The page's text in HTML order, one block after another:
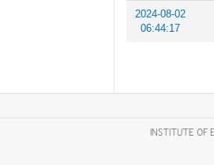
2024-08-02
06:44:17
INSTITUTE OF